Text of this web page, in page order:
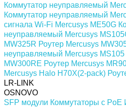
Коммутатор неуправляемый
Коммутатор неуправляемый
сигнала Wi-Fi Mercusys ME50G
неуправляемый Mercusys
MW325R Роутер Mercusys
неуправляемый Mercusys MS105
MW300RE Роутер Mercusys
Mercusys Halo H70X(2-pack)
LR-LINK
OSNOVO
SFP модули Коммутаторы c PoE